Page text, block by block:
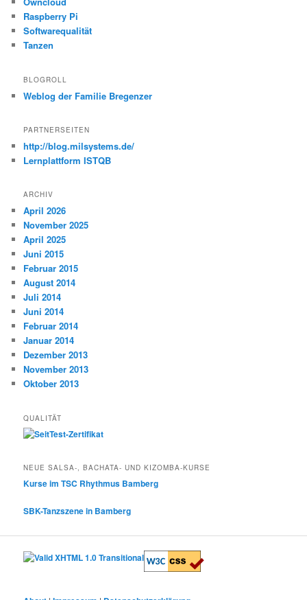
Raspberry Pi
Softwarequalität
Tanzen
BLOGROLL
Weblog der Familie Bregenzer
PARTNERSEITEN
http://blog.milsystems.de/
Lernplattform ISTQB
ARCHIV
April 2026
November 2025
April 2025
Juni 2015
Februar 2015
August 2014
Juli 2014
Juni 2014
Februar 2014
Januar 2014
Dezember 2013
November 2013
Oktober 2013
QUALITÄT
NEUE SALSA-, BACHATA- UND KIZOMBA-KURSE
Kurse im TSC Rhythmus Bamberg
SBK-Tanzszene in Bamberg